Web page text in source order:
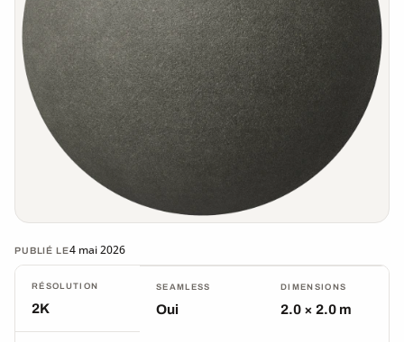
PUBLIÉ LE4 mai 2026
RÉSOLUTION
2K
SEAMLESS
Oui
DIMENSIONS
2.0 × 2.0 m